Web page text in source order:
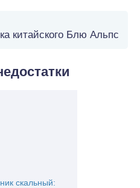
китайского Блю Альпс
скальный: